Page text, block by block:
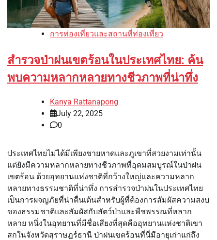
การท่องเที่ยวและสถานที่ท่องเที่ยว
สำรวจป่าฝนเขตร้อนในประเทศไทย: ค้น
พบความหลากหลายทางชีวภาพที่น่าทึ่ง
Kanya Rattanapong
July 22, 2025
0
ประเทศไทยไม่ได้มีเพียงชายหาดและภูเขาที่สวยงามเท่านั้น
แต่ยังมีความหลากหลายทางชีวภาพที่อุดมสมบูรณ์ในป่าฝน
เขตร้อน ด้วยอุทยานแห่งชาติที่กว้างใหญ่และความหลาก
หลายทางธรรมชาติที่น่าทึ่ง การสำรวจป่าฝนในประเทศไทย
เป็นการผจญภัยที่น่าตื่นเต้นสำหรับผู้ที่ต้องการสัมผัสความสงบ
ของธรรมชาติและสัมผัสกับสัตว์ป่าและพืชพรรณที่หลาก
หลาย หนึ่งในอุทยานที่มีชื่อเสียงที่สุดคืออุทยานแห่งชาติเขา
สกในจังหวัดสุราษฎร์ธานี ป่าฝนเขตร้อนที่นี่มีอายุเก่าแก่ถึง